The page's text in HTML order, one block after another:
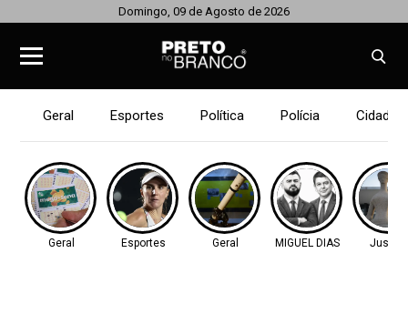
Domingo, 09 de Agosto de 2026
Geral Esportes Política Polícia Cidades
Geral Esportes Geral MIGUEL DIAS Justiça